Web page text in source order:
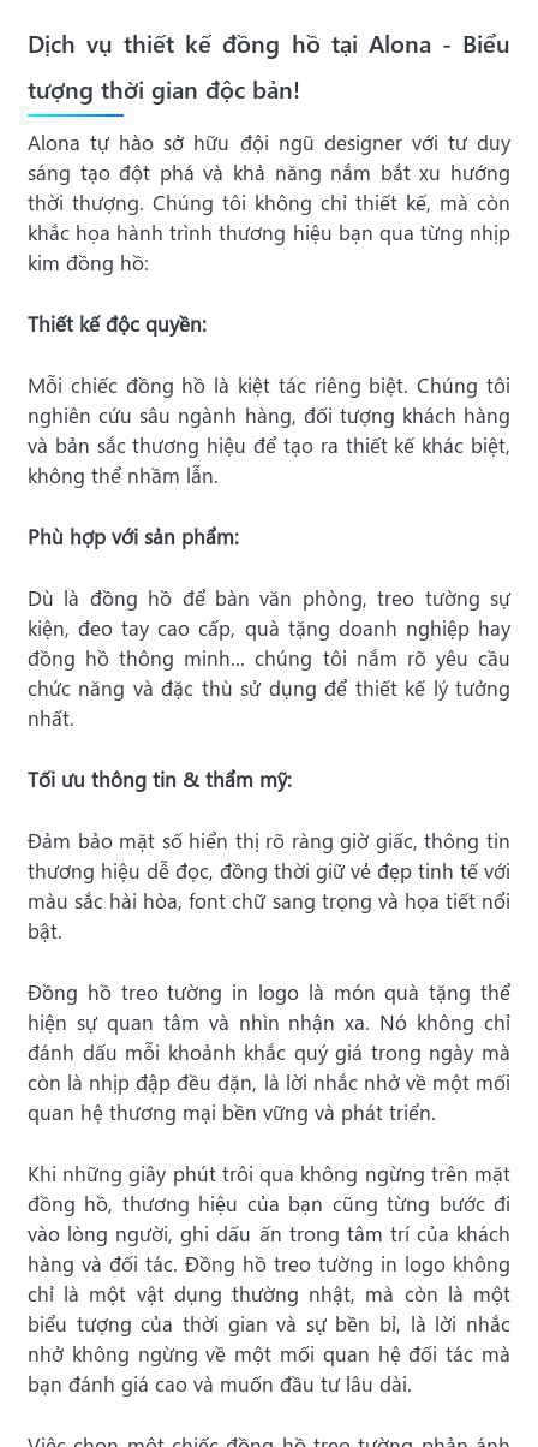
Dịch vụ thiết kế đồng hồ tại Alona - Biểu
tượng thời gian độc bản!
Alona tự hào sở hữu đội ngũ designer với tư duy
sáng tạo đột phá và khả năng nắm bắt xu hướng
thời thượng. Chúng tôi không chỉ thiết kế, mà còn
khắc họa hành trình thương hiệu bạn qua từng nhịp
kim đồng hồ:
Thiết kế độc quyền:
Mỗi chiếc đồng hồ là kiệt tác riêng biệt. Chúng tôi
nghiên cứu sâu ngành hàng, đối tượng khách hàng
và bản sắc thương hiệu để tạo ra thiết kế khác biệt,
không thể nhầm lẫn.
Phù hợp với sản phẩm:
Dù là đồng hồ để bàn văn phòng, treo tường sự
kiện, đeo tay cao cấp, quà tặng doanh nghiệp hay
đồng hồ thông minh... chúng tôi nắm rõ yêu cầu
chức năng và đặc thù sử dụng để thiết kế lý tưởng
nhất.
Tối ưu thông tin & thẩm mỹ:
Đảm bảo mặt số hiển thị rõ ràng giờ giấc, thông tin
thương hiệu dễ đọc, đồng thời giữ vẻ đẹp tinh tế với
màu sắc hài hòa, font chữ sang trọng và họa tiết nổi
bật.
Đồng hồ treo tường in logo là món quà tặng thể
hiện sự quan tâm và nhìn nhận xa. Nó không chỉ
đánh dấu mỗi khoảnh khắc quý giá trong ngày mà
còn là nhịp đập đều đặn, là lời nhắc nhở về một mối
quan hệ thương mại bền vững và phát triển.
Khi những giây phút trôi qua không ngừng trên mặt
đồng hồ, thương hiệu của bạn cũng từng bước đi
vào lòng người, ghi dấu ấn trong tâm trí của khách
hàng và đối tác. Đồng hồ treo tường in logo không
chỉ là một vật dụng thường nhật, mà còn là một
biểu tượng của thời gian và sự bền bỉ, là lời nhắc
nhở không ngừng về một mối quan hệ đối tác mà
bạn đánh giá cao và muốn đầu tư lâu dài.